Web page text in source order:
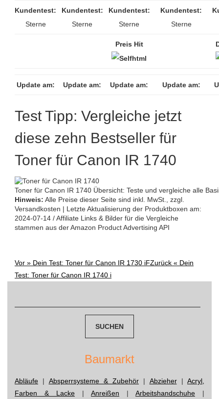
Kundentest:
Sterne
Kundentest:
Sterne
Kundentest:
Sterne
Kundentest:
Sterne
Preis Hit
Update am: Update am: Update am: Update am:
Test Tipp: Vergleiche jetzt
diese zehn Bestseller für
Toner für Canon IR 1740
Toner für Canon IR 1740 Übersicht: Teste und vergleiche alle
Hinweis: Alle Preise dieser Seite sind inkl. MwSt., zzgl.
Versandkosten | Letzte Aktualisierung der Produktboxen am:
2024-07-14 / Affiliate Links & Bilder für die Vergleiche
stammen aus der Amazon Product Advertising API
Post
Vor » Dein Test: Toner für Canon IR 1730 iFZurück « Dein
Test: Toner für Canon IR 1740 i
Baumarkt
Abläufe | Absperrsysteme & Zubehör | Abzieher| Acryl,
Farben & Lacke | Anreißen | Arbeitshandschuhe |